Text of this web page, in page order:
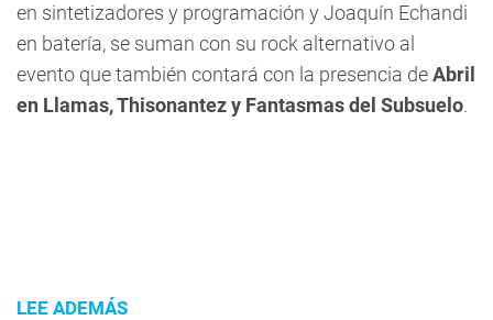
en sintetizadores y programación y Joaquín Echandi
en batería, se suman con su rock alternativo al
evento que también contará con la presencia deAbril
en Llamas, Thisonantez y Fantasmas del Subsuelo.
LEE ADEMÁS